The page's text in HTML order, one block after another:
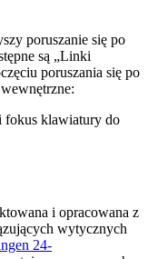
poruszanie się po
są „Linki
poruszania się po
fokus klawiatury do
i opracowana z
wytycznych
24-